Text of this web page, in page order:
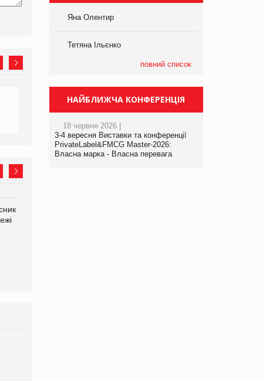
Яна Олентир
Тетяна Ільєнко
повний список
НАЙБЛИЖЧА КОНФЕРЕНЦІЯ
18 червня 2026 |
3-4 вересня Виставки та конференції
PrivateLabel&FMCG Master-2026:
Власна марка - Власна перевага